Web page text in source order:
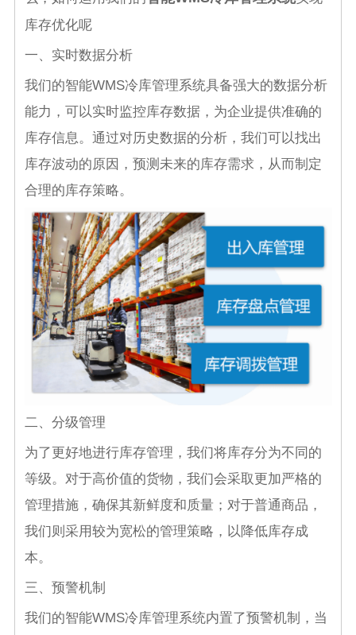
库存优化呢
一、实时数据分析
我们的智能WMS冷库管理系统具备强大的数据分析
能力，可以实时监控库存数据，为企业提供准确的
库存信息。通过对历史数据的分析，我们可以找出
库存波动的原因，预测未来的库存需求，从而制定
合理的库存策略。
二、分级管理
为了更好地进行库存管理，我们将库存分为不同的
等级。对于高价值的货物，我们会采取更加严格的
管理措施，确保其新鲜度和质量；对于普通商品，
我们则采用较为宽松的管理策略，以降低库存成
本。
三、预警机制
我们的智能WMS冷库管理系统内置了预警机制，当